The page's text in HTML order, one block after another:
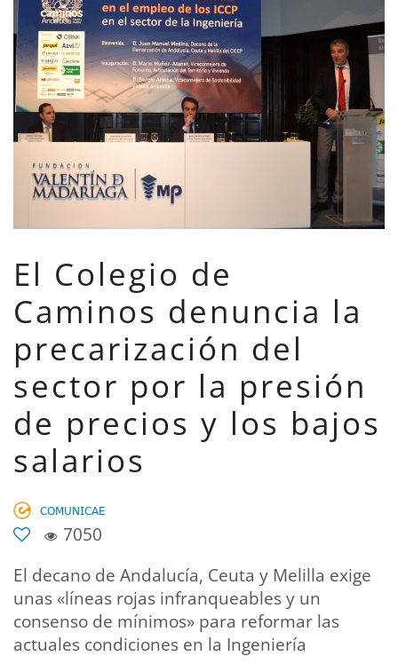
El Colegio de
Caminos denuncia la
precarización del
sector por la presión
de precios y los bajos
salarios
𝖢𝖮𝖬𝖴𝖭𝖨𝖢𝖠𝖤
7050
El decano de Andalucía, Ceuta y Melilla exige
unas «líneas rojas infranqueables y un
consenso de mínimos» para reformar las
actuales condiciones en la Ingeniería